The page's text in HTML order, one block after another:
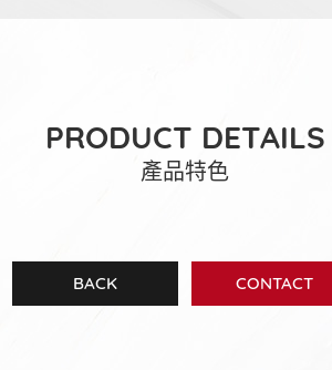
PRODUCT DETAILS
產品特色
BACK CONTACT